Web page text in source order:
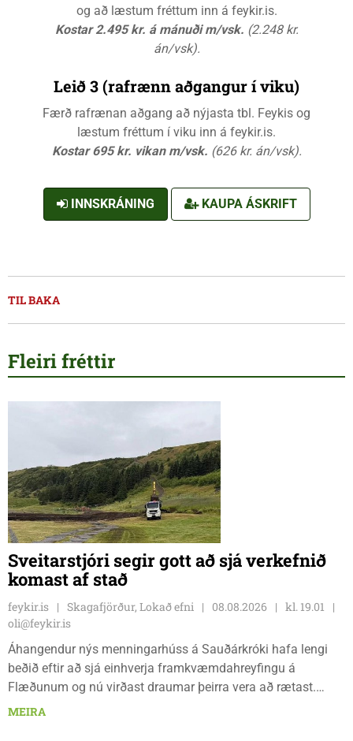
og að læstum fréttum inn á feykir.is.
Kostar 2.495 kr. á mánuði m/vsk. (2.248 kr.
án/vsk).
Leið 3 (rafrænn aðgangur í viku)
Færð rafrænan aðgang að nýjasta tbl. Feykis og
læstum fréttum í viku inn á feykir.is.
Kostar 695 kr. vikan m/vsk. (626 kr. án/vsk).
INNSKRÁNING KAUPA ÁSKRIFT
TIL BAKA
Fleiri fréttir
Sveitarstjóri segir gott að sjá verkefnið
komast af stað
feykir.is Skagafjörður, Lokað efni 08.08.2026
kl. 19.01
oli@feykir.is
Áhangendur nýs menningarhúss á Sauðárkróki hafa lengi
beðið eftir að sjá einhverja framkvæmdahreyfingu á
Flæðunum og nú virðast draumar þeirra vera að rætast.
Þórður Hansen mætti með tæki og tól og hóf
MEIRA